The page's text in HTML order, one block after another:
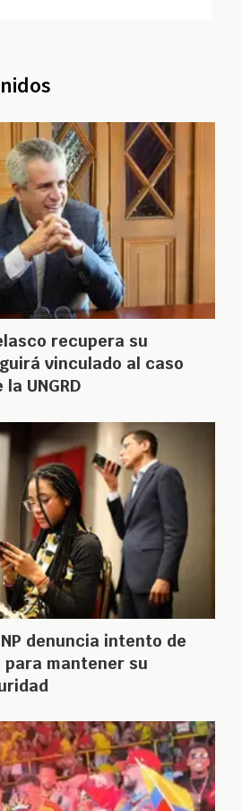
recupera su
vinculado al caso
UNGRD
denuncia intento de
mantener su